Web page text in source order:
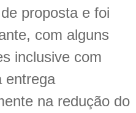
proposta e foi
com alguns
inclusive com
entrega
na redução do